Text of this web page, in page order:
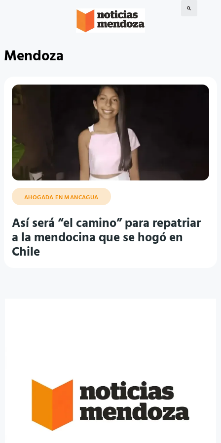
Mendoza
AHOGADA EN MANCAGUA
Así será “el camino” para repatriar
a la mendocina que se hogó en
Chile